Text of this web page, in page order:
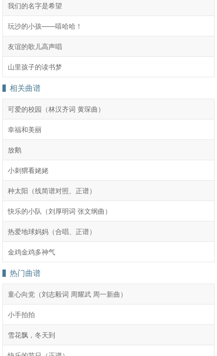
我们的名字是希望
玩沙的小孩――嘻哈哈！
友谊的歌儿高声唱
山里孩子的读书梦
相关曲谱
可爱的校园（林汉齐词 黄琛曲）
幸福和美丽
放鹅
小刺猬看姥姥
种太阳（线简谱对照、正谱）
快乐的小队（刘厚明词 张文纲曲）
热爱地球妈妈（合唱、正谱）
金鸡金鸡多神气
热门曲谱
童心向党（刘志毅词 周耀武 周一新曲）
小手拍拍
雪花飘，冬天到